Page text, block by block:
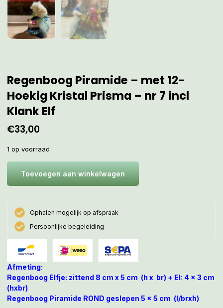
Regenboog Piramide – met 12-
Hoekig Kristal Prisma – nr 7 incl
Klank Elf
€33,00
1 op voorraad
Toevoegen aan winkelwagen
Ophalen mogelijk op afspraak
Persoonlijke begeleiding
Afmeting:
Regenboog Elfje: zittend 8 cm x 5 cm (h x br) + EI: 4 x 3 cm
(hxbr)
Regenboog Piramide ROND geslepen 5 x 5 cm (l/brxh)